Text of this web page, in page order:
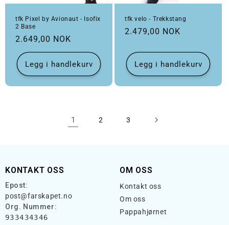
tfk Pixel by Avionaut - Isofix
2 Base
Vanlig pris
2.649,00 NOK
Legg i handlekurv
tfk velo - Trekkstang
Vanlig pris
2.479,00 NOK
Legg i handlekurv
1 2 3
KONTAKT OSS
Epost:
post@farskapet.no
Org. Nummer:
933434346
OM OSS
Kontakt oss
Om oss
Pappahjørnet